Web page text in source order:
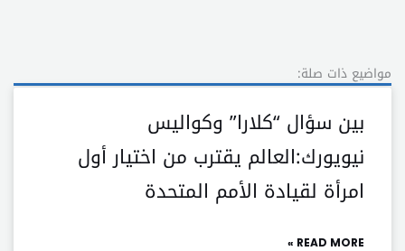
مواضيع ذات صلة:
بين سؤال “كلارا” وكواليس
نيويورك:العالم يقترب من اختيار أول
امرأة لقيادة الأمم المتحدة
READ MORE »